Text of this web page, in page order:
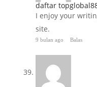
daftar
I enjoy your
site.
9 bulan ago Balas